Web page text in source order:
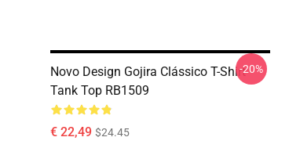
Novo Design Gojira Clássico T-Shirt
Tank Top RB1509
€ 22,49 $24.45
-20%